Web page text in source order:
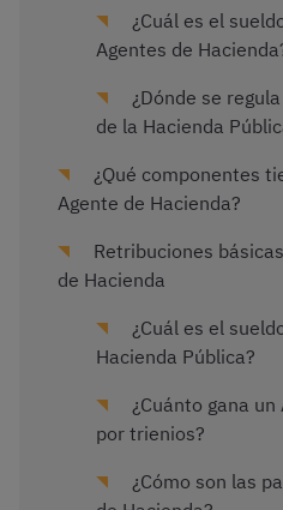
¿Cuál es el
Agentes de
¿Dónde se
de la Hacienda
¿Qué componentes
Agente de Hacienda?
Retribuciones
de Hacienda
¿Cuál es el
Hacienda Pública?
¿Cuánto gana
por trienios?
¿Cómo son las